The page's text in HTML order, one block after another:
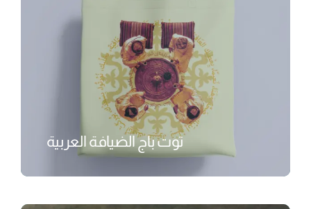
توت باج الضيافة العربية
₺